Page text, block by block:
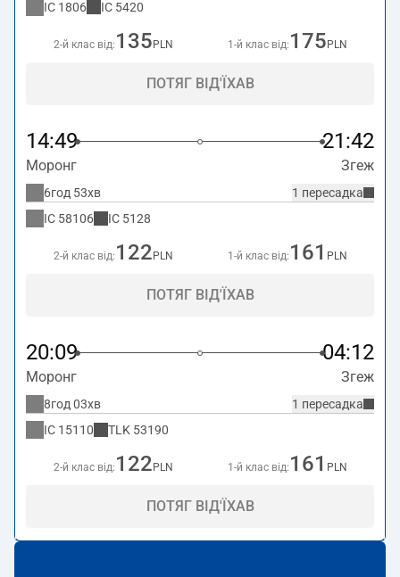
IC 1806 IC 5420
2-й клас від: 135 PLN 1-й клас від: 175 PLN
ПОТЯГ ВІД'ЇХАВ
14:49 21:42
Моронг Згеж
1 пересадка
6год 53хв
IC 58106 IC 5128
2-й клас від: 122 PLN 1-й клас від: 161 PLN
ПОТЯГ ВІД'ЇХАВ
20:09 04:12
Моронг Згеж
1 пересадка
8год 03хв
IC 15110 TLK 53190
2-й клас від: 122 PLN 1-й клас від: 161 PLN
ПОТЯГ ВІД'ЇХАВ